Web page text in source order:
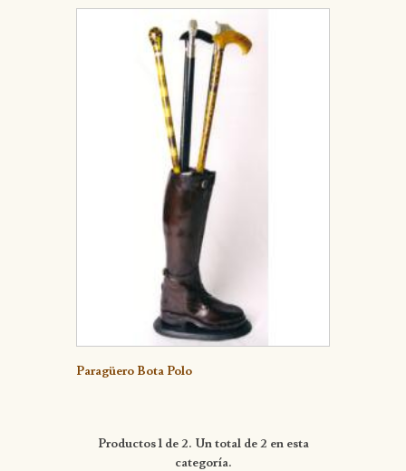
Detalle
Paragüero Bota Polo
Productos 1 de 2. Un total de 2 en esta
categoría.